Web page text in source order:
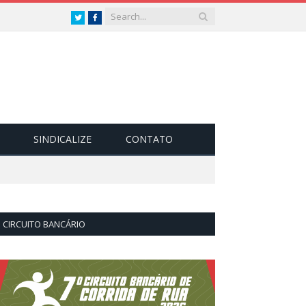
TwitterFacebook
SINDICALIZE CONTATO
CIRCUITO BANCÁRIO